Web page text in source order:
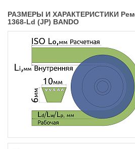
РАЗМЕРЫ И ХАРАКТЕРИСТИКИ
1368-Ld (JP) BANDO